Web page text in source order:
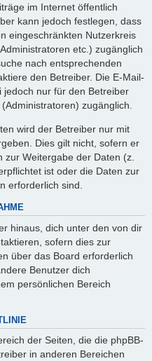
im Internet öffentlich
kann jedoch festlegen, dass
eingeschränkten Nutzerkreis
etc.) zugänglich
nach entsprechenden
den Betreiber. Die E-Mail-
jedoch nur für den Betreiber
zugänglich.
wird der Betreiber nur mit
Dies gilt nicht, sofern er
Weitergabe der Daten (z.
ist oder die Daten zur
erforderlich sind.
hinaus, dich unter den von dir
sofern dies zur
über das Board erforderlich
Benutzer dich
persönlichen Bereich
der Seiten, die die phpBB-
in anderen Bereichen